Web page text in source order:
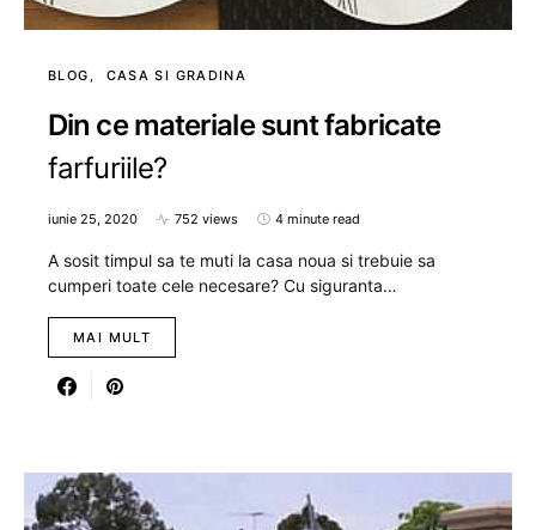
BLOG CASA SI GRADINA
Din ce materiale sunt fabricate
farfuriile?
iunie 25, 2020 752 views 4 minute read
A sosit timpul sa te muti la casa noua si trebuie sa
cumperi toate cele necesare? Cu siguranta…
MAI MULT